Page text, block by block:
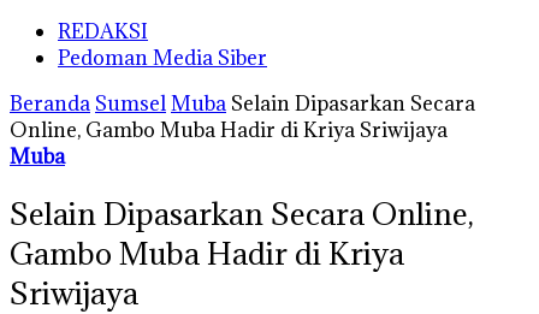
REDAKSI
Pedoman Media Siber
Beranda SumselMuba Selain Dipasarkan Secara
Online, Gambo Muba Hadir di Kriya Sriwijaya
Muba
Selain Dipasarkan Secara Online,
Gambo Muba Hadir di Kriya
Sriwijaya